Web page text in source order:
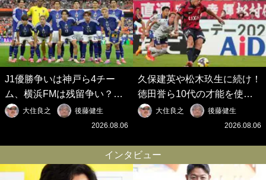
J1優勝争いは神戸ら4チー
ム、横浜FMは残留争い？大
混戦のJ2はRB大宮に注目！
歴代最強の日本代表をJリー
の秋春制｣の大激論】(6)
大住良之
後藤健生
2026.08.06
久保建英や松木玖生に続け！
徳田誉ら10代の才能を使い
切れないJクラブの課題と、
｢0円欧州移籍｣撲滅への処方
春制｣の大激論】(5)
大住良之
後藤健生
2026.08.06
インタビュー